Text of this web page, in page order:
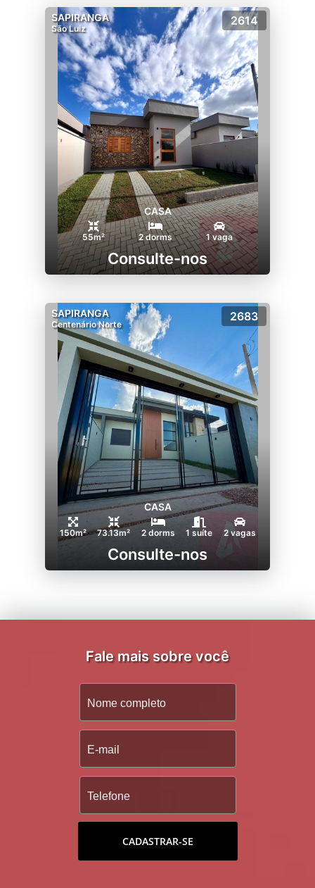
SAPIRANGA
São Luiz
2614
CASA
55m² 2 dorms 1 vaga
Consulte-nos
SAPIRANGA
Centenário Norte
2683
CASA
150m² 73.13m² 2 dorms 1 suíte 2 vagas
Consulte-nos
Fale mais sobre você
CADASTRAR-SE